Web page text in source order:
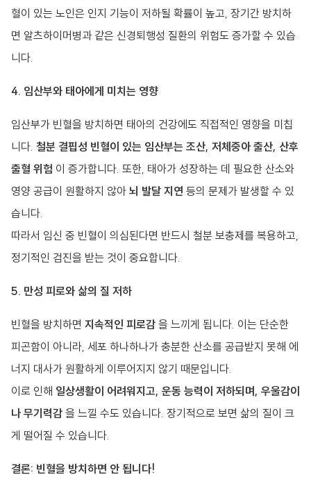
혈이 있는 노인은 인지 기능이 저하될 확률이 높고, 장기간 방치하
면 알츠하이머병과 같은 신경퇴행성 질환의 위험도 증가할 수 있습
니다.
4. 임산부와 태아에게 미치는 영향
임산부가 빈혈을 방치하면 태아의 건강에도 직접적인 영향을 미칩
니다. 철분 결핍성 빈혈이 있는 임산부는 조산, 저체중아 출산, 산후
출혈 위험 이 증가합니다. 또한, 태아가 성장하는 데 필요한 산소와
영양 공급이 원활하지 않아 뇌 발달 지연 등의 문제가 발생할 수 있
습니다.
따라서 임신 중 빈혈이 의심된다면 반드시 철분 보충제를 복용하고,
정기적인 검진을 받는 것이 중요합니다.
5. 만성 피로와 삶의 질 저하
빈혈을 방치하면 지속적인 피로감 을 느끼게 됩니다. 이는 단순한
피곤함이 아니라, 세포 하나하나가 충분한 산소를 공급받지 못해 에
너지 대사가 원활하게 이루어지지 않기 때문입니다.
이로 인해 일상생활이 어려워지고, 운동 능력이 저하되며, 우울감이
나 무기력감 을 느낄 수도 있습니다. 장기적으로 보면 삶의 질이 크
게 떨어질 수 있습니다.
결론: 빈혈을 방치하면 안 됩니다!